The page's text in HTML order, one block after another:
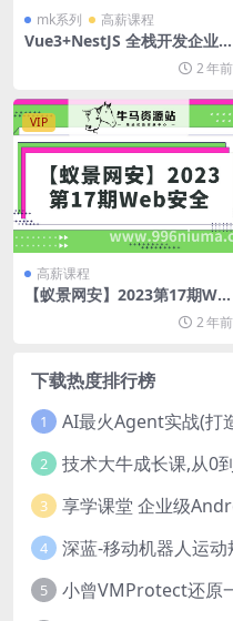
mk系列 高薪课程
Vue3+NestJS 全栈开发企业
2 年前
VIP
高薪课程
【蚁景网安】2023第17期We
2 年前
下载热度排行榜
1 AI最火Agent实战(打
2 技术大牛成长课,从0
3
4 深蓝-移动机器人运动
5 小曾VMProtect还原